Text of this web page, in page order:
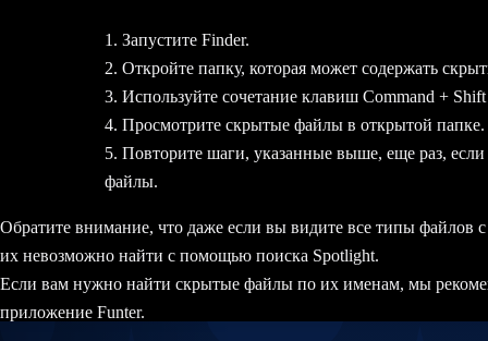
Запустите Finder.
Откройте папку, которая может содержать
Используйте сочетание клавиш Command +
Просмотрите скрытые файлы в открытой папке.
Повторите шаги, указанные выше, еще раз, если
файлы.
Обратите внимание, что даже если вы видите все типы файлов
их невозможно найти с помощью поиска Spotlight.
Если вам нужно найти скрытые файлы по их именам, мы
приложение Funter.